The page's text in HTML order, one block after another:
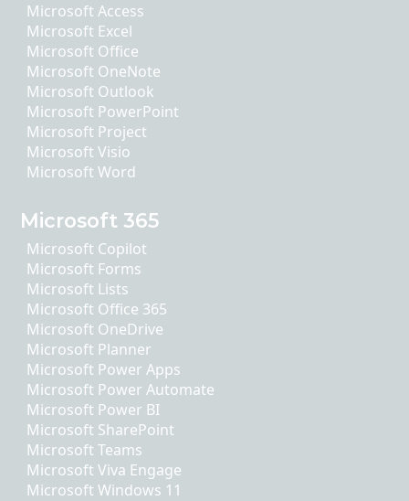
Microsoft Access
Microsoft Excel
Microsoft Office
Microsoft OneNote
Microsoft Outlook
Microsoft PowerPoint
Microsoft Project
Microsoft Visio
Microsoft Word
Microsoft 365
Microsoft Copilot
Microsoft Forms
Microsoft Lists
Microsoft Office 365
Microsoft OneDrive
Microsoft Planner
Microsoft Power Apps
Microsoft Power Automate
Microsoft Power BI
Microsoft SharePoint
Microsoft Teams
Microsoft Viva Engage
Microsoft Windows 11